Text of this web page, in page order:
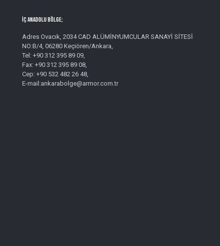
İç Anadolu Bölge;
Adres Ovacık, 2034 CAD ALÜMİNYUMCULAR SANAYİ SİTESİ
NO:B/4, 06280 Keçiören/Ankara,
Tel: +90 312 395 89 09,
Fax: +90 312 395 89 08,
Cep: +90 532 482 26 48,
E-mail:ankarabolge@armor.com.tr